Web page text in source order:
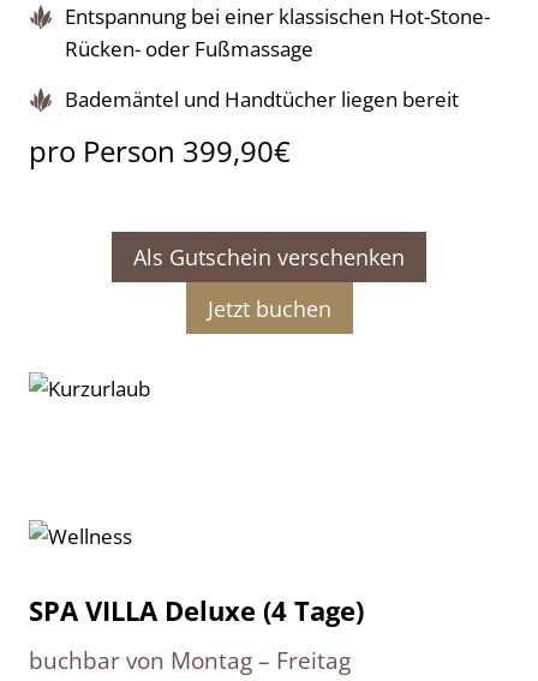
Entspannung bei einer klassischen Hot-Stone-
Rücken- oder Fußmassage
Bademäntel und Handtücher liegen bereit
pro Person 399,90€
Als Gutschein verschenken
Jetzt buchen
SPA VILLA Deluxe (4 Tage)
buchbar von Montag – Freitag